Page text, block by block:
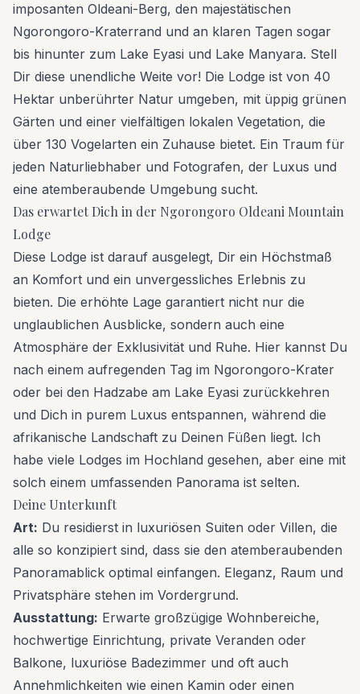
imposanten Oldeani-Berg, den majestätischen
Ngorongoro-Kraterrand und an klaren Tagen sogar
bis hinunter zum Lake Eyasi und Lake Manyara. Stell
Dir diese unendliche Weite vor! Die Lodge ist von 40
Hektar unberührter Natur umgeben, mit üppig grünen
Gärten und einer vielfältigen lokalen Vegetation, die
über 130 Vogelarten ein Zuhause bietet. Ein Traum für
jeden Naturliebhaber und Fotografen, der Luxus und
eine atemberaubende Umgebung sucht.
Das erwartet Dich in der Ngorongoro Oldeani Mountain
Lodge
Diese Lodge ist darauf ausgelegt, Dir ein Höchstmaß
an Komfort und ein unvergessliches Erlebnis zu
bieten. Die erhöhte Lage garantiert nicht nur die
unglaublichen Ausblicke, sondern auch eine
Atmosphäre der Exklusivität und Ruhe. Hier kannst Du
nach einem aufregenden Tag im Ngorongoro-Krater
oder bei den Hadzabe am Lake Eyasi zurückkehren
und Dich in purem Luxus entspannen, während die
afrikanische Landschaft zu Deinen Füßen liegt. Ich
habe viele Lodges im Hochland gesehen, aber eine mit
solch einem umfassenden Panorama ist selten.
Deine Unterkunft
Art: Du residierst in luxuriösen Suiten oder Villen, die
alle so konzipiert sind, dass sie den atemberaubenden
Panoramablick optimal einfangen. Eleganz, Raum und
Privatsphäre stehen im Vordergrund.
Ausstattung: Erwarte großzügige Wohnbereiche,
hochwertige Einrichtung, private Veranden oder
Balkone, luxuriöse Badezimmer und oft auch
Annehmlichkeiten wie einen Kamin oder einen